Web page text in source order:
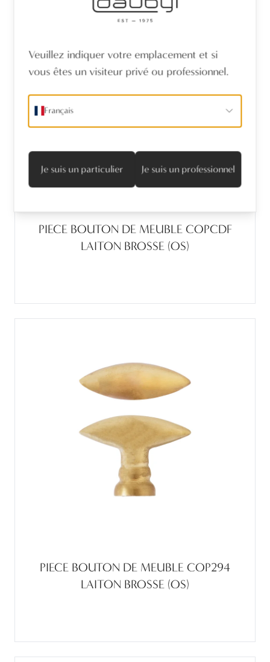
PIECE BOUTON DE MEUBLE COPCDF
LAITON BROSSE (OS)
PIECE BOUTON DE MEUBLE COP294
LAITON BROSSE (OS)
Veuillez indiquer votre emplacement et si
vous êtes un visiteur privé ou professionnel.
Français
Je suis un particulier Je suis un professionnel